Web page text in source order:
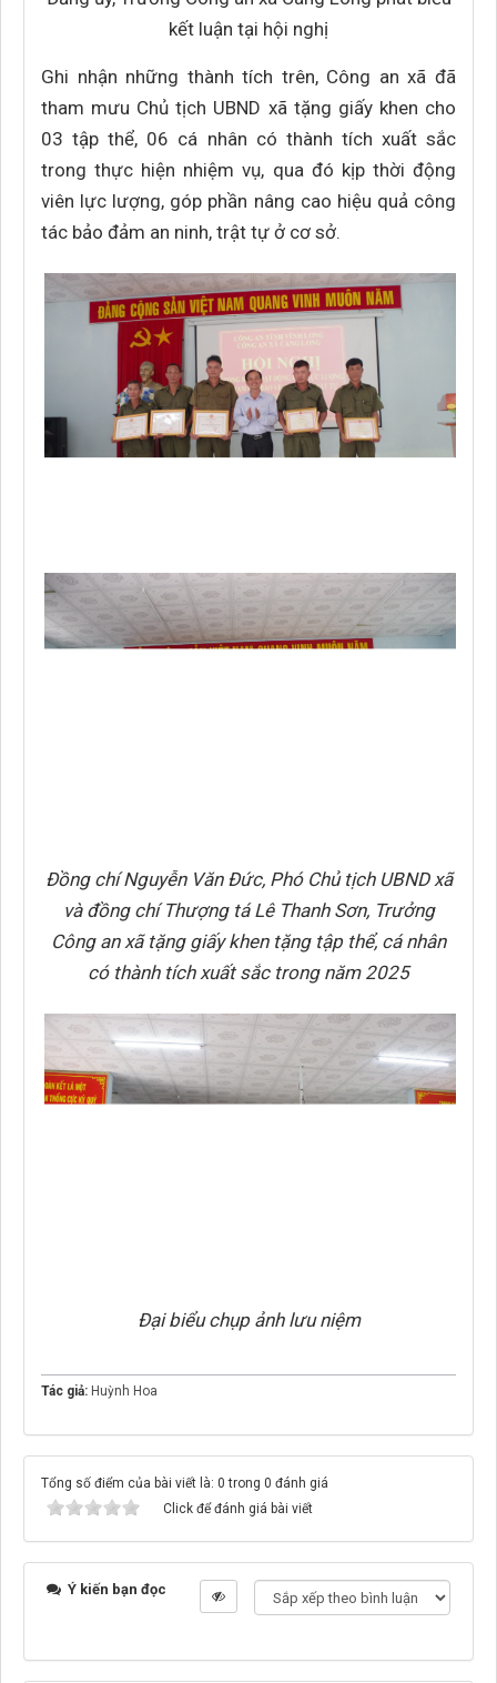
kết luận tại hội nghị
Ghi nhận những thành tích trên, Công an xã đã
tham mưu Chủ tịch UBND xã tặng giấy khen cho
03 tập thể, 06 cá nhân có thành tích xuất sắc
trong thực hiện nhiệm vụ, qua đó kịp thời động
viên lực lượng, góp phần nâng cao hiệu quả công
tác bảo đảm an ninh, trật tự ở cơ sở.
Đồng chí Nguyễn Văn Đức, Phó Chủ tịch UBND xã
và đồng chí Thượng tá Lê Thanh Sơn, Trưởng
Công an xã tặng giấy khen tặng tập thể, cá nhân
có thành tích xuất sắc trong năm 2025
Đại biểu chụp ảnh lưu niệm
Tác giả: Huỳnh Hoa
Tổng số điểm của bài viết là: 0 trong 0 đánh giá
Click để đánh giá bài viết
Ý kiến bạn đọc